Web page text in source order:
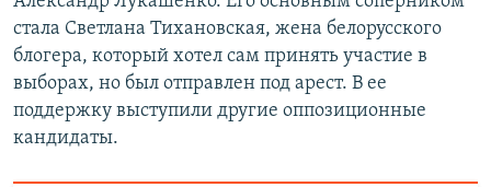
стала Светлана Тихановская, жена белорусского
блогера, который хотел сам принять участие в
выборах, но был отправлен под арест. В ее
поддержку выступили другие оппозиционные
кандидаты.